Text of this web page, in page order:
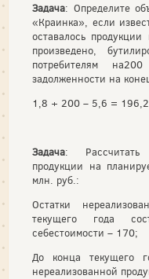
Задача: Определите
«Краинка», если
оставалось
произведено,
потребителям
задолженности на
1,8 + 200 – 5,6 =
Задача: Рассчитать
продукции на
млн. руб.:
Остатки
текущего года
себестоимости – 170;
До конца текущего
нереализованной